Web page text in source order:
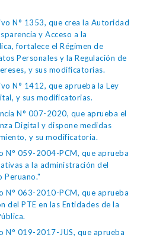
N° 1353, que crea la Autoridad
y Acceso a la
fortalece el Régimen de
Personales y la Regulación de
y sus modificatorias.
N° 1412, que aprueba la Ley
y sus modificatorias.
N° 007-2020, que aprueba el
Digital y dispone medidas
y su modificatoria.
N° 059-2004-PCM, que aprueba
a la administración del
Peruano."
N° 063-2010-PCM, que aprueba
del PTE en las Entidades de la
N° 019-2017-JUS, que aprueba